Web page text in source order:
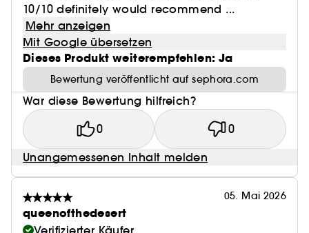
10/10 definitely would recommend ...
Mehr anzeigen
Mit Google übersetzen
Dieses Produkt weiterempfehlen: Ja
Bewertung veröffentlicht auf sephora.com
War diese Bewertung hilfreich?
0 0
Unangemessenen Inhalt melden
05. Mai 2026
queenofthedesert
Verifizierter Käufer